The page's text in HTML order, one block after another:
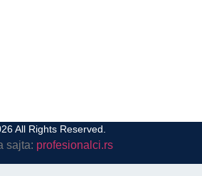
All Rights Reserved.
sajta: profesionalci.rs